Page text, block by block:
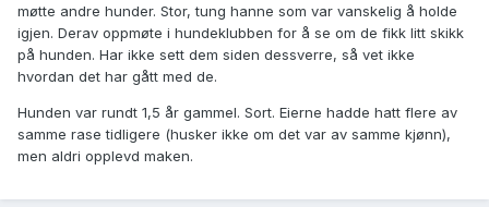
møtte andre hunder. Stor, tung hanne som var vanskelig å holde
igjen. Derav oppmøte i hundeklubben for å se om de fikk litt skikk
på hunden. Har ikke sett dem siden dessverre, så vet ikke
hvordan det har gått med de.
Hunden var rundt 1,5 år gammel. Sort. Eierne hadde hatt flere av
samme rase tidligere (husker ikke om det var av samme kjønn),
men aldri opplevd maken.